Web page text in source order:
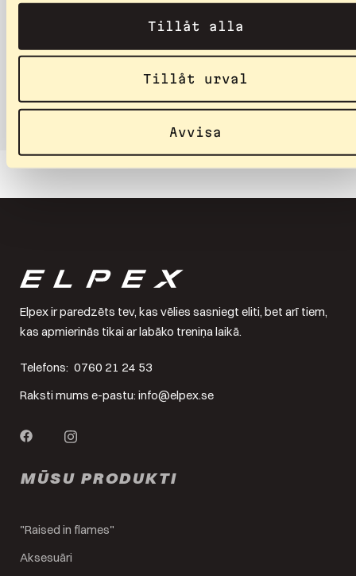
Tillåt alla
Tillåt urval
Avvisa
Rottefella Rollerski Classic ir
rollerslēpēm. Platāks
Elpex ir paredzēts tev, kas vēlies sasniegt eliti, bet arī tiem,
kas apmierinās tikai ar labāko treniņa laikā.
Telefons: 0760 21 24 53
Raksti mums e-pastu: info@elpex.se
MŪSU PRODUKTI
"Raised in flames"
Aksesuāri